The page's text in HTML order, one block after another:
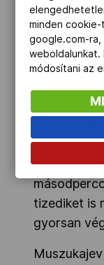
Egy
az iráni, két
Aztán
ebből
lendülettel
újabb négy
…és nem
gyűjtött
tizediket is
gyorsan
minden
google.com-ra,
weboldalunkat.
módosítani az